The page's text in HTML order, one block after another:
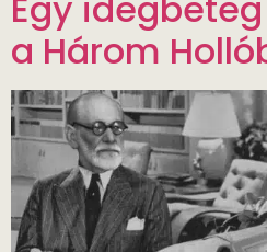
a Három